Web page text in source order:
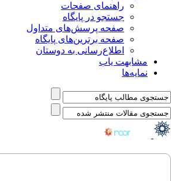
راهنمای صفحات
جستجو در پایگاه
صفحه پرسش‌های متداول
صفحه برترین‌های پایگاه
اطلاع‌رسانی به دوستان
مشابهت یاب
نمایه‌ها